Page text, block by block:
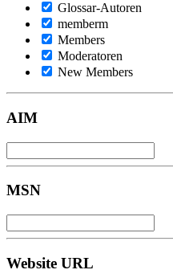
Glossar-Autoren
memberm
Members
Moderatoren
New Members
AIM
MSN
Website URL